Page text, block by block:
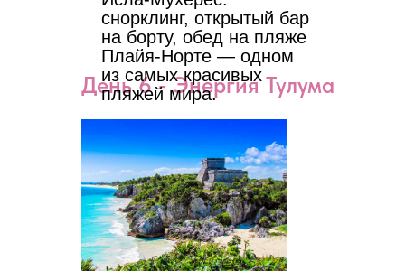
День 6 - Энергия Тулума
снорклинг, открытый бар
на борту, обед на пляже
Плайя-Норте — одном
из самых красивых
пляжей мира.